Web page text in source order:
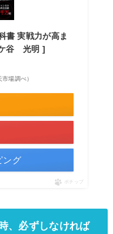
書 実戦力が高ま
谷 光明 ]
場調べ）
ング
ポチップ
、必ずしなければ